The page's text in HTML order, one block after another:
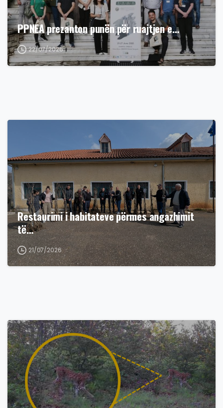
PPNEA prezanton punën për ruajtjen e…
22/07/2026
Restaurimi i habitateve përmes angazhimit
të…
21/07/2026